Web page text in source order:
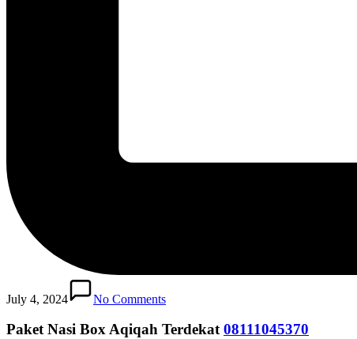
July 4, 2024 No Comments
Paket Nasi Box Aqiqah Terdekat08111045370